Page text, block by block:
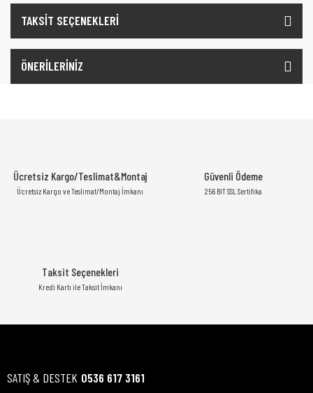
TAKSİT SEÇENEKLERİ
ÖNERİLERİNİZ
Ücretsiz Kargo/Teslimat&Montaj
Ücretsiz Kargo ve Teslimat/Montaj İmkanı
Güvenli Ödeme
256 BIT SSL Sertifika
Taksit Seçenekleri
Kredi Kartı ile Taksit İmkanı
SATIŞ & DESTEK 0536 617 3161